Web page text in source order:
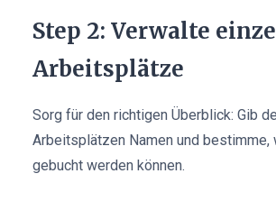
Step 2: Verwalte
Arbeitsplätze
Sorg für den richtigen Überblick: Gib
Arbeitsplätzen Namen und bestimme,
gebucht werden können.